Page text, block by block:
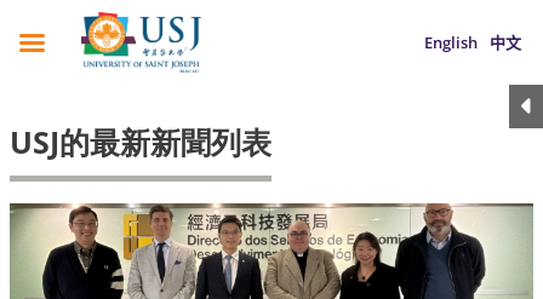
English 中文
USJ的最新新聞列表